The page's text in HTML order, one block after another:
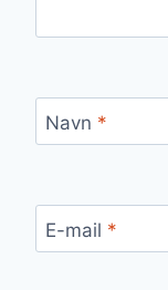
Navn *
E-mail *